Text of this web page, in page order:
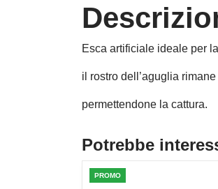
Esca artificiale ideale per
il rostro dell’aguglia
permettendone la cattura.
Potrebbe
PROMO